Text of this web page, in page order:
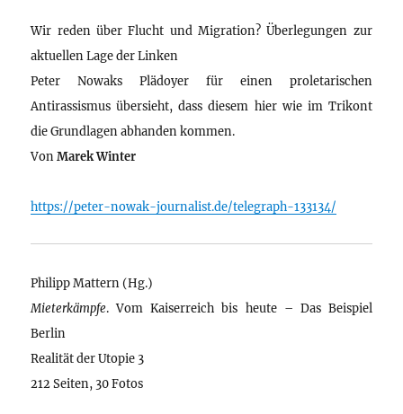
Wir reden über Flucht und Migration? Überlegungen zur
aktuellen Lage der Linken
Peter Nowaks Plädoyer für einen proletarischen
Antirassismus übersieht, dass diesem hier wie im Trikont
die Grundlagen abhanden kommen.
VonMarek Winter
https://peter-nowak-journalist.de/telegraph-133134/
Philipp Mattern (Hg.)
Mieterkämpfe. Vom Kaiserreich bis heute – Das Beispiel
Berlin
Realität der Utopie 3
212 Seiten, 30 Fotos